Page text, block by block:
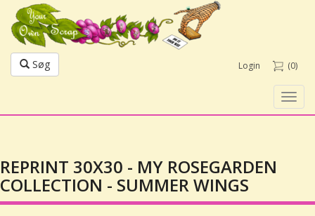
Søg Login (0)
REPRINT 30X30 - MY ROSEGARDEN
COLLECTION - SUMMER WINGS